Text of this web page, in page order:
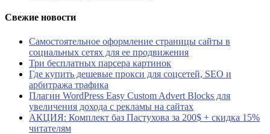
Свежие новости
Самостоятельное оформление страницы сайты в
социальных сетях для ее продвижения
Три бесплатных парсера картинок
Где купить дешевые прокси для соцсетей, SEO и
арбитража трафика
Плагин WordPress Easy Custom Advert Blocks для
увеличения дохода с рекламы на сайтах
АКЦИЯ: Комплект баз Пастухова за 200$ + скидка 15%
читателям